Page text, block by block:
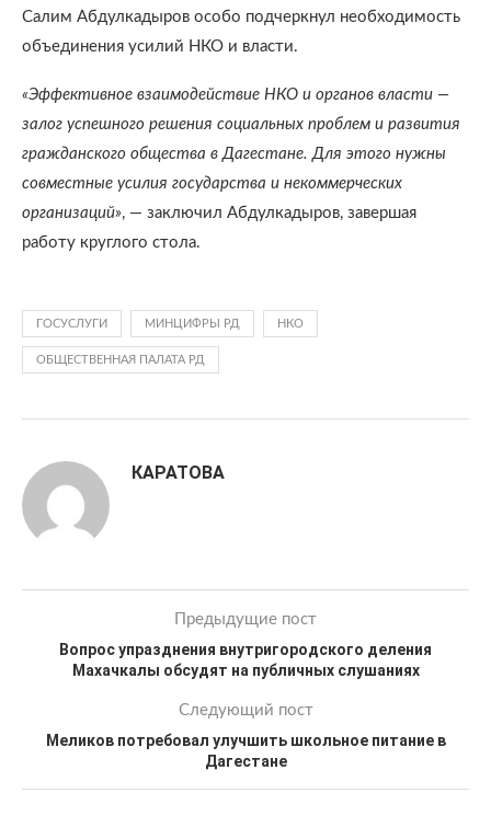
Салим Абдулкадыров особо подчеркнул необходимость
объединения усилий НКО и власти.
«Эффективное взаимодействие НКО и органов власти —
залог успешного решения социальных проблем и развития
гражданского общества в Дагестане. Для этого нужны
совместные усилия государства и некоммерческих
организаций», — заключил Абдулкадыров, завершая
работу круглого стола.
ГОСУСЛУГИ МИНЦИФРЫ РД НКО
ОБЩЕСТВЕННАЯ ПАЛАТА РД
КАРАТОВА
Предыдущие пост
Вопрос упразднения внутригородского деления
Махачкалы обсудят на публичных слушаниях
Следующий пост
Меликов потребовал улучшить школьное питание в
Дагестане